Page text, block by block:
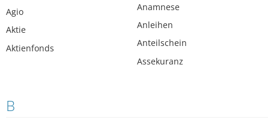
Agio
Aktie
Aktienfonds
Anamnese
Anleihen
Anteilschein
Assekuranz
B